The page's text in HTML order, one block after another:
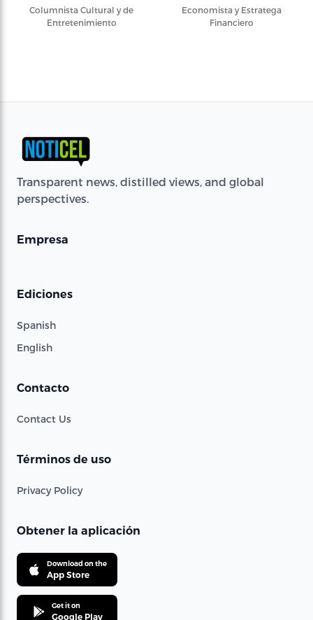
Columnista Cultural y de
Entretenimiento
Economista y Estratega
Financiero
Transparent news, distilled views, and global
perspectives.
Empresa
Ediciones
Spanish
English
Contacto
Contact Us
Términos de uso
Privacy Policy
Obtener la aplicación
Download on the
App Store
Get it on
Google Play